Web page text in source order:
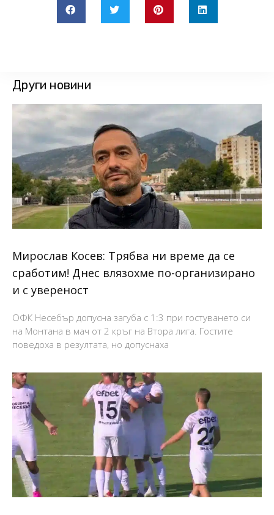
Други новини
Мирослав Косев: Трябва ни време да се
сработим! Днес влязохме по-организирано
и с увереност
ОФК Несебър допусна загуба с 1:3 при гостуването си
на Монтана в мач от 2 кръг на Втора лига. Гостите
поведоха в резултата, но допуснаха